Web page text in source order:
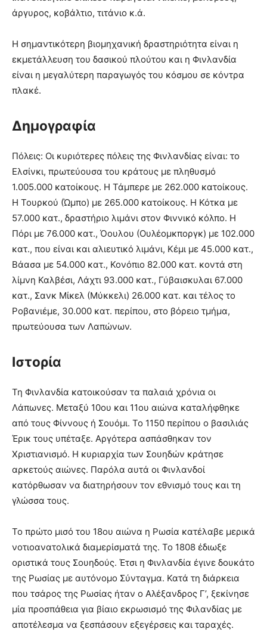
άργυρος, κοβάλτιο, τιτάνιο κ.ά.
Η σημαντικότερη βιομηχανική δραστηριότητα είναι η
εκμετάλλευση του δασικού πλούτου και η Φινλανδία
είναι η μεγαλύτερη παραγωγός του κόσμου σε κόντρα
πλακέ.
Δημογραφία
Πόλεις: Οι κυριότερες πόλεις της Φινλανδίας είναι: το
Ελσίνκι, πρωτεύουσα του κράτους με πληθυσμό
1.005.000 κατοίκους. Η Τάμπερε με 262.000 κατοίκους.
Η Τουρκού (Ώμπο) με 265.000 κατοίκους. Η Κότκα με
57.000 κατ., δραστήριο λιμάνι στον Φιννικό κόλπο. Η
Πόρι με 76.000 κατ., Όουλου (Ουλέομκποργκ) με 102.000
κατ., που είναι και αλιευτικό λιμάνι, Κέμι με 45.000 κατ.,
Βάασα με 54.000 κατ., Κονόπιο 82.000 κατ. κοντά στη
λίμνη Καλβέσι, Λάχτι 93.000 κατ., Γύβαισκυλαι 67.000
κατ., Σανκ Μίκελ (Μύκκελι) 26.000 κατ. και τέλος το
Ροβανιέμε, 30.000 κατ. περίπου, στο βόρειο τμήμα,
πρωτεύουσα των Λαπώνων.
Ιστορία
Τη Φινλανδία κατοικούσαν τα παλαιά χρόνια οι
Λάπωνες. Μεταξύ 10ου και 11ου αιώνα καταλήφθηκε
από τους Φίννους ή Σουόμι. Το 1150 περίπου ο βασιλιάς
Έρικ τους υπέταξε. Αργότερα ασπάσθηκαν τον
Χριστιανισμό. Η κυριαρχία των Σουηδών κράτησε
αρκετούς αιώνες. Παρόλα αυτά οι Φινλανδοί
κατόρθωσαν να διατηρήσουν τον εθνισμό τους και τη
γλώσσα τους.
Το πρώτο μισό του 18ου αιώνα η Ρωσία κατέλαβε μερικά
νοτιοανατολικά διαμερίσματά της. Το 1808 έδιωξε
οριστικά τους Σουηδούς. Έτσι η Φινλανδία έγινε δουκάτο
της Ρωσίας με αυτόνομο Σύνταγμα. Κατά τη διάρκεια
που τσάρος της Ρωσίας ήταν ο Αλέξανδρος Γ’, ξεκίνησε
μία προσπάθεια για βίαιο εκρωσισμό της Φιλανδίας με
αποτέλεσμα να ξεσπάσουν εξεγέρσεις και ταραχές.